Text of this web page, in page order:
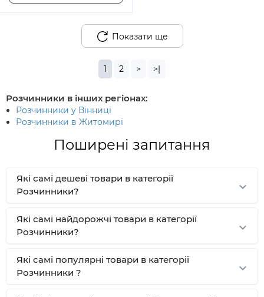
Показати ще
1 2 > >|
Розчинники в інших регіонах:
Розчинники у Вінниці
Розчинники в Житомирі
Поширені запитання
Які самі дешеві товари в категорії
Розчинники?
Які самі найдорожчі товари в категорії
Розчинники?
Які самі популярні товари в категорії
Розчинники ?